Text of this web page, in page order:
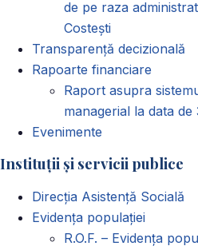
de pe raza
Costești
Transparență decizională
Rapoarte financiare
Raport asupra
managerial la data de
Evenimente
Instituții și servicii publice
Direcția Asistență Socială
Evidența populației
R.O.F. – Evidența